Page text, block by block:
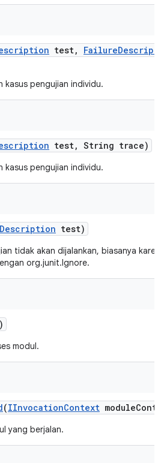
test, Failure
kasus pengujian individu.
test, String trace)
kasus pengujian individu.
Description test)
tidak akan dijalankan, biasanya
org.junit.Ignore.
modul.
(IInvocationContext module
yang berjalan.